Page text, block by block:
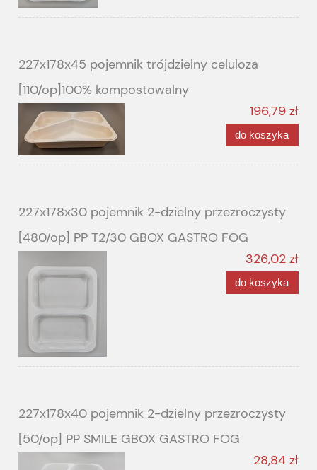
227x178x45 pojemnik trójdzielny celuloza
[110/op]100% kompostowalny
196,79 zł
do koszyka
227x178x30 pojemnik 2-dzielny przezroczysty
[480/op] PP T2/30 GBOX GASTRO FOG
326,02 zł
do koszyka
227x178x40 pojemnik 2-dzielny przezroczysty
[50/op] PP SMILE GBOX GASTRO FOG
28,84 zł